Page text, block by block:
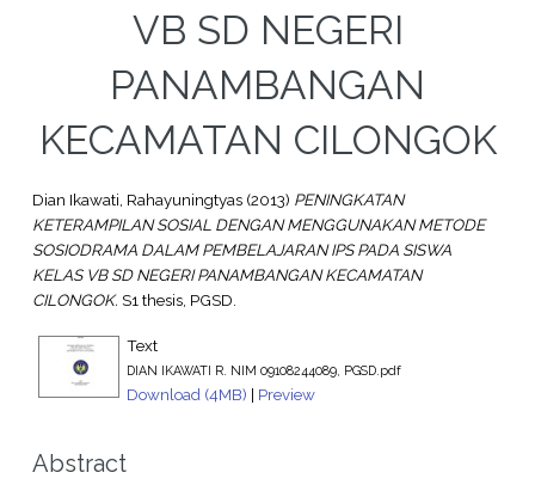
VB SD NEGERI
PANAMBANGAN
KECAMATAN CILONGOK
Dian Ikawati, Rahayuningtyas(2013) PENINGKATAN
KETERAMPILAN SOSIAL DENGAN MENGGUNAKAN METODE
SOSIODRAMA DALAM PEMBELAJARAN IPS PADA SISWA
KELAS VB SD NEGERI PANAMBANGAN KECAMATAN
CILONGOK. S1 thesis, PGSD.
Text
DIAN IKAWATI R. NIM 09108244089, PGSD.pdf
Download (4MB) | Preview
Abstract